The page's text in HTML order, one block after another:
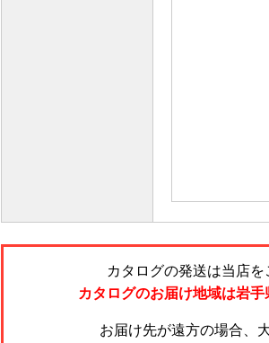
カタログの発送は当店
カタログのお届け地域は岩
お届け先が遠方の場合、